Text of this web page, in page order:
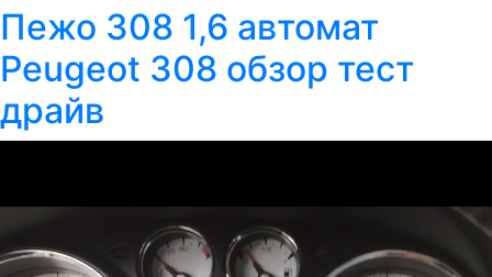
Пежо 308 1,6 автомат
Peugeot 308 обзор тест
драйв